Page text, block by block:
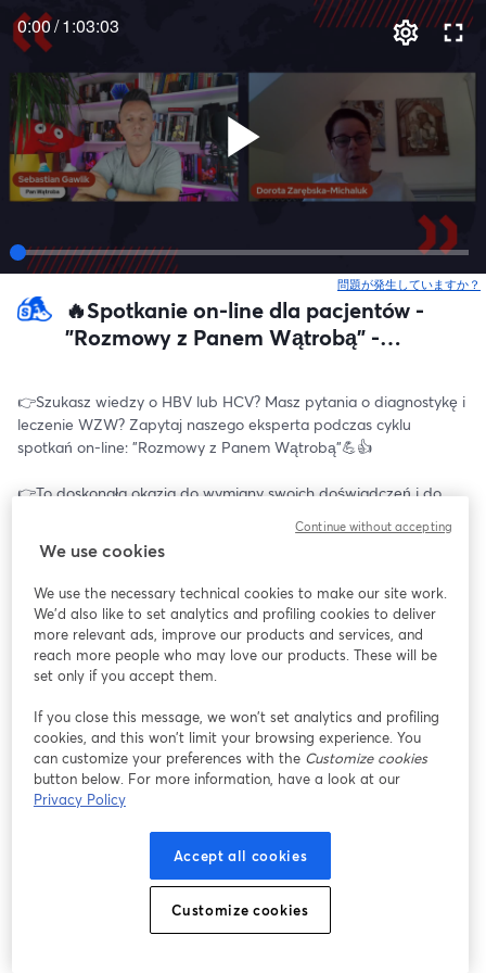
0:00/1:03:03
問題が発生していますか？
🔥Spotkanie on-line dla pacjentów -
"Rozmowy z Panem Wątrobą" -
👉Szukasz wiedzy o HBV lub HCV? Masz pytania o diagnostykę i
leczenie WZW? Zapytaj naszego eksperta podczas cyklu
spotkań on-line: "Rozmowy z Panem Wątrobą"💪👍
👉To doskonała okazja do wymiany swoich doświadczeń i do
👉Na nasze pytania przez cały cykl spotkań odpowiadać będzie
dr hab. n. med. Dorota Zarębska-Michaluk, prof. Uniwersytetu
Jana Kochanowskiego, zastępca kierownika Kliniki Chorób
Zakaźnych Wojewódzkiego Szpitala Zespolonego w Kielcach
oraz wiceprezes Polskiego Towarzystwa Hepatologicznego❤️❤️
✅Anonimowy czat
✅Przyjazna atmosfera😉
✅Bezpłatny udział
Organizator: Fundacja Urszuli Jaworskiej w ramach
ogólnopolskiej kampanii społecznej #CzasNasGoni💪👍
We use cookies
We use the necessary technical cookies to make our site work.
We'd also like to set analytics and profiling cookies to deliver
more relevant ads, improve our products and services, and
reach more people who may love our products. These will be
set only if you accept them.
If you close this message, we won’t set analytics and profiling
cookies, and this won’t limit your browsing experience. You
can customize your preferences with the Customize cookies
button below. For more information, have a look at our
Privacy Policy
Accept all cookies
Customize cookies
Continue without accepting